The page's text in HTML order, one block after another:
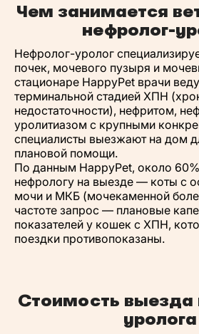
Чем занимается
нефролог-
Нефролог-уролог
почек, мочевого пузыря и
стационаре HappyPet врачи
терминальной стадией ХПН
недостаточности), нефритом,
уролитиазом с крупными
специалисты выезжают на дом
плановой помощи.
По данным HappyPet, около
нефрологу на выезде — коты с
мочи и МКБ (мочекаменной
частоте запрос — плановые
показателей у кошек с ХПН,
поездки противопоказаны.
Стоимость выезда
уролога